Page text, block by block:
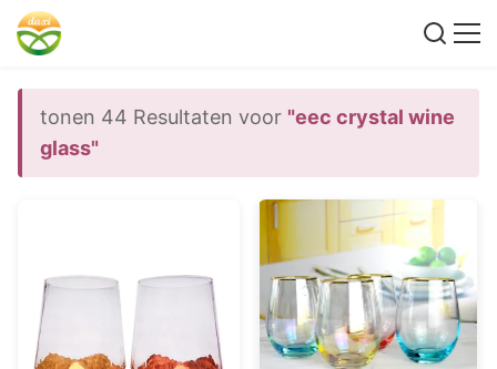
tonen 44 Resultaten voor "eec crystal wine
glass"